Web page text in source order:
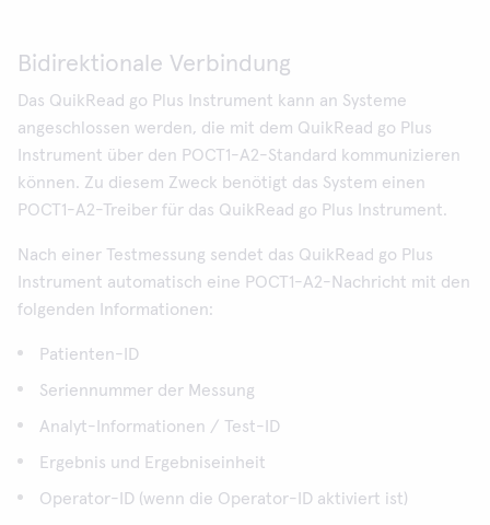
Bidirektionale Verbindung
Das QuikRead go Plus Instrument kann an Systeme
angeschlossen werden, die mit dem QuikRead go Plus
Instrument über den POCT1-A2-Standard kommunizieren
können. Zu diesem Zweck benötigt das System einen
POCT1-A2-Treiber für das QuikRead go Plus Instrument.
Nach einer Testmessung sendet das QuikRead go Plus
Instrument automatisch eine POCT1-A2-Nachricht mit den
folgenden Informationen:
Patienten-ID
Seriennummer der Messung
Analyt-Informationen / Test-ID
Ergebnis und Ergebniseinheit
Operator-ID (wenn die Operator-ID aktiviert ist)